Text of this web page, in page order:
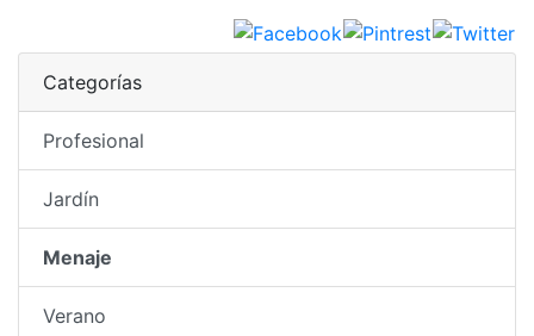
Categorías
Profesional
Jardín
Menaje
Verano